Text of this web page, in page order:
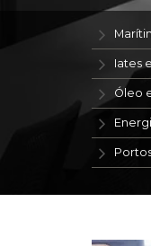
Iates
Óleo